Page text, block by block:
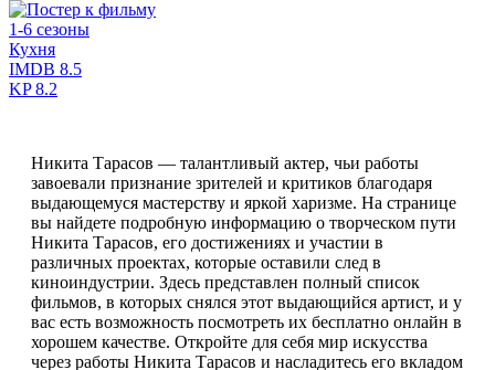
1-6 сезоны
Кухня
IMDB 8.5
KP8.2
Никита Тарасов — талантливый актер, чьи работы
завоевали признание зрителей и критиков благодаря
выдающемуся мастерству и яркой харизме. На странице
вы найдете подробную информацию о творческом пути
Никита Тарасов, его достижениях и участии в
различных проектах, которые оставили след в
киноиндустрии. Здесь представлен полный список
фильмов, в которых снялся этот выдающийся артист, и у
вас есть возможность посмотреть их бесплатно онлайн в
хорошем качестве. Откройте для себя мир искусства
через работы Никита Тарасов и насладитесь его вкладом